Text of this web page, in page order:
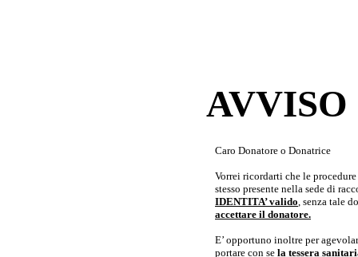
Caro Donatore o Donatrice
Vorrei ricordarti che le
stesso presente nella sede di
IDENTITA’ valido, senza tale
accettare il donatore.
E’ opportuno inoltre per
portare con se la tessera